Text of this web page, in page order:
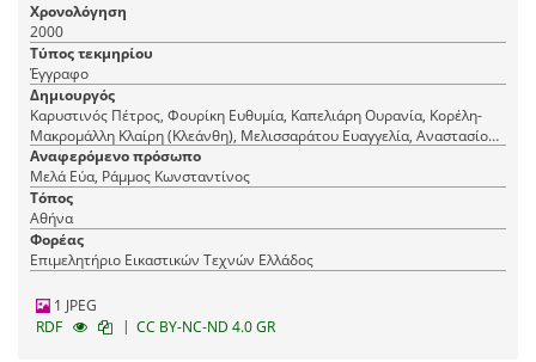
Χρονολόγηση
2000
Τύπος τεκμηρίου
Έγγραφο
Δημιουργός
Καρυστινός Πέτρος, Φουρίκη Ευθυμία, Καπελιάρη Ουρανία, Κορέλη-
Μακρομάλλη Κλαίρη (Κλεάνθη), Μελισσαράτου Ευαγγελία, Αναστασίου
Μαρία, Πετσάλη-Διομήδη Αμαλία, Ράμμος Κωνσταντίνος, Δερβίσογλου
Ελένη, Χριστούλη Βασιλική, Σιάμκουρη Μαγδαληνή, Μελά Εύα,
Χρυσοβιτσάνου Αγγελική, Τσακιρίδη Κασσιανή, Πάλλης Γεώργιος,
Σταμάτη Μαρία
Αναφερόμενο πρόσωπο
Μελά Εύα, Ράμμος Κωνσταντίνος
Τόπος
Αθήνα
Φορέας
Επιμελητήριο Εικαστικών Τεχνών Ελλάδος
1 JPEG
RDF
| CC BY-NC-ND 4.0 GR